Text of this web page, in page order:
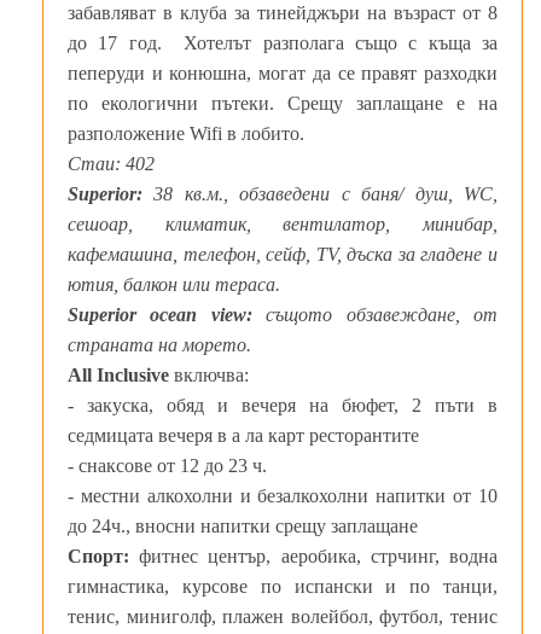
забавляват в клуба за тинейджъри на възраст от 8
до 17 год. Хотелът разполага също с къща за
пеперуди и конюшна, могат да се правят разходки
по екологични пътеки. Срещу заплащане е на
разположение Wifi в лобито.
Стаи: 402
Superior: 38 кв.м., обзаведени с баня/ душ, WC,
сешоар, климатик, вентилатор, минибар,
кафемашина, телефон, сейф, TV, дъска за гладене и
ютия, балкон или тераса.
Superior ocean view:същото обзавеждане, от
страната на морето.
All Inclusive включва:
- закуска, обяд и вечеря на бюфет, 2 пъти в
седмицата вечеря в а ла карт ресторантите
- снаксове от 12 до 23 ч.
- местни алкохолни и безалкохолни напитки от 10
до 24ч., вносни напитки срещу заплащане
Спорт: фитнес център, аеробика, стрчинг, водна
гимнастика, курсове по испански и по танци,
тенис, миниголф, плажен волейбол, футбол, тенис